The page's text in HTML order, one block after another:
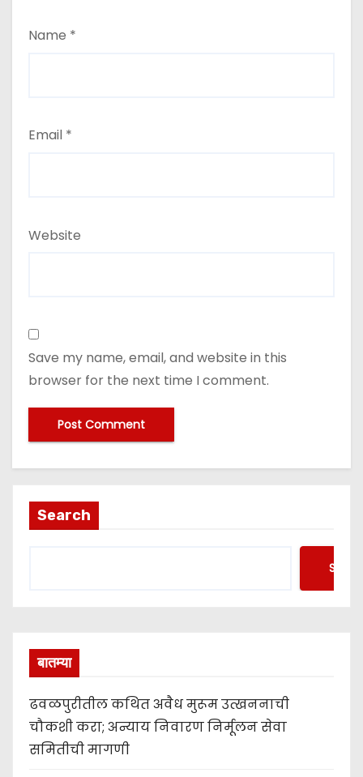
Name *
Email *
Website
Save my name, email, and website in this
browser for the next time I comment.
Search
बातम्या
ढवळपुरीतील कथित अवैध मुरूम उत्खननाची
चौकशी करा; अन्याय निवारण निर्मूलन सेवा
समितीची मागणी